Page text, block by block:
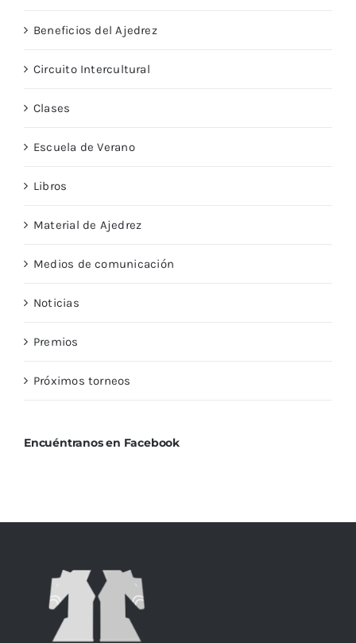
Beneficios del Ajedrez
Circuito Intercultural
Clases
Escuela de Verano
Libros
Material de Ajedrez
Medios de comunicación
Noticias
Premios
Próximos torneos
Encuéntranos en Facebook